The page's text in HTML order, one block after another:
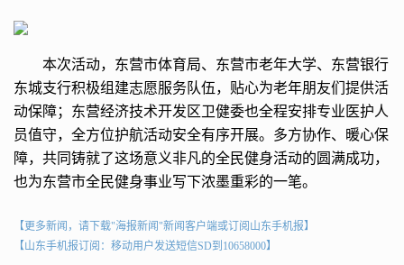
本次活动，东营市体育局、东营市老年大学、东营银行
东城支行积极组建志愿服务队伍，贴心为老年朋友们提供活
动保障；东营经济技术开发区卫健委也全程安排专业医护人
员值守，全方位护航活动安全有序开展。多方协作、暖心保
障，共同铸就了这场意义非凡的全民健身活动的圆满成功，
也为东营市全民健身事业写下浓墨重彩的一笔。
【更多新闻，请下载"海报新闻"新闻客户端或订阅山东手机报】
【山东手机报订阅：移动用户发送短信SD到10658000】